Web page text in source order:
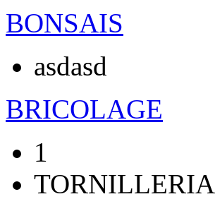
BONSAIS
asdasd
BRICOLAGE
1
TORNILLERIA